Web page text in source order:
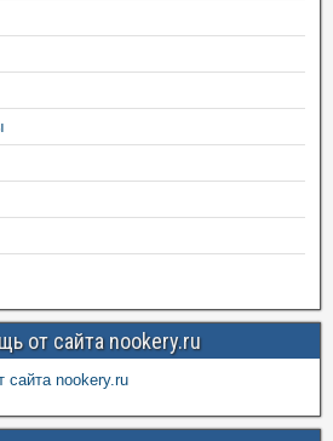
от сайта nookery.ru
nookery.ru